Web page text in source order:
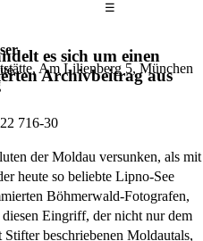
Das
☰
es sich um einen
Archivbeitrag aus
716-30
der Moldau versunken, als mit
heute so beliebte Lipno-See
Böhmerwald-Fotografen,
Eingriff, der nicht nur dem
beschriebenen Moldautals,
Am Lilienberg 5, München